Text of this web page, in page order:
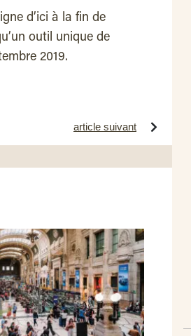
d’ici à la fin de
outil unique de
2019.
article suivant